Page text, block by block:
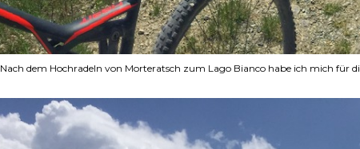
Nach dem Hochradeln von Morteratsch zum Lago Bianco habe ich mich für